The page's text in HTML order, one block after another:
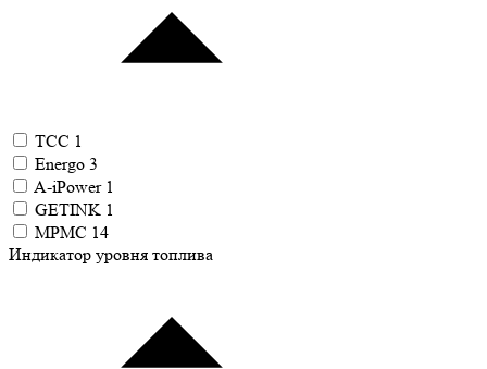
ТСС 1
Energo 3
A-iPower 1
GETINK 1
MPMC 14
Индикатор уровня топлива